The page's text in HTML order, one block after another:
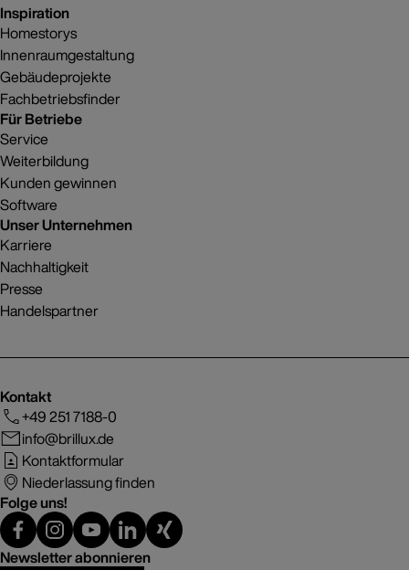
Inspiration
Homestorys
Innenraumgestaltung
Gebäudeprojekte
Fachbetriebsfinder
Für Betriebe
Service
Weiterbildung
Kunden gewinnen
Software
Unser Unternehmen
Karriere
Nachhaltigkeit
Presse
Handelspartner
Kontakt
+49 251 7188-0
info@brillux.de
Kontaktformular
Niederlassung finden
Folge uns!
Newsletter abonnieren